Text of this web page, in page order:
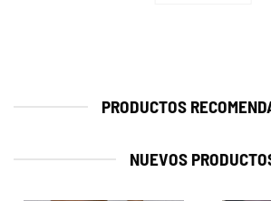
PRODUCTOS
NUEVOS